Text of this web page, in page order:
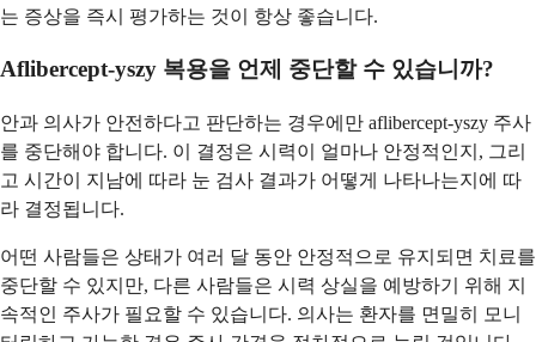
는 증상을 즉시 평가하는 것이 항상 좋습니다.
Aflibercept-yszy 복용을 언제 중단할 수 있습니까?
안과 의사가 안전하다고 판단하는 경우에만 aflibercept-yszy 주사
를 중단해야 합니다. 이 결정은 시력이 얼마나 안정적인지, 그리
고 시간이 지남에 따라 눈 검사 결과가 어떻게 나타나는지에 따
라 결정됩니다.
어떤 사람들은 상태가 여러 달 동안 안정적으로 유지되면 치료를
중단할 수 있지만, 다른 사람들은 시력 상실을 예방하기 위해 지
속적인 주사가 필요할 수 있습니다. 의사는 환자를 면밀히 모니